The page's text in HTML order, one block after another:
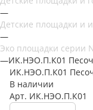
—
Детские площадки и
—
Эко площадки серии
—ИК.НЭО.П.К01
ИК.НЭО.П.К01
В наличии
Арт. ИК.НЭО.П.К01